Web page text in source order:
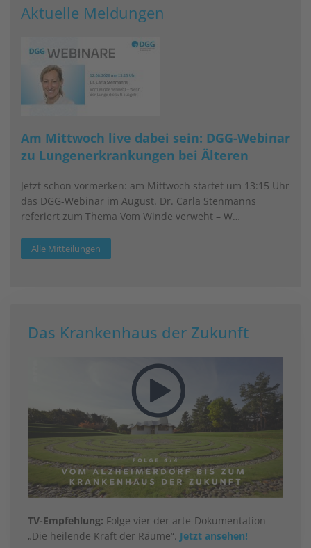
Aktuelle Meldungen
Am Mittwoch live dabei sein: DGG-Webinar
zu Lungenerkrankungen bei Älteren
Jetzt schon vormerken: am Mittwoch startet um 13:15 Uhr
das DGG-Webinar im August. Dr. Carla Stenmanns
referiert zum Thema Vom Winde verweht – W…
Alle Mitteilungen
Das Krankenhaus der Zukunft
TV-Empfehlung: Folge vier der arte-Dokumentation
„Die heilende Kraft der Räume“. Jetzt ansehen!